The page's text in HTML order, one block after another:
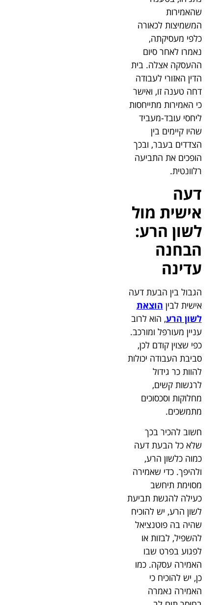
שהאמירות
המשמיצות לכאורה
כלפי מעסיקתה,
נאמרו לאחר סיום
ההעסקה אצלה. בית
הדין האזורי לעבודה
דחה טענה זו, ואישר
כי האמירות מתייחסות
ליחסי עובד-מעביד
שהיו קיימים בין
הצדדים בעבר, ובכך
הופכים את התביעה
רלוונטית.
דעה
אישית מול
לשון הרע:
הבחנה
עדינה
הגבול בין הבעת דעה
אישית לבין הוצאת
לשון הרע, הוא לרוב
עניין מעורפל ומורכב.
כפי שצוין קודם לכן,
סביבת העבודה יכולות
להוות כר גידול
לרגשות קשים,
מחלוקות וסכסוכים
מתמשכים.
חשוב להכיר בכך
שלא כל הבעת דעה
כמוה כלשון הרע,
ולהיפך. כדי שאמירה
מסוימת תיחשב
כעילה להגשת תביעת
לשון הרע, יש להוכיח
שהיה בה פוטנציאל
להשפיל, לבזות או
לפגוע בפרט שבו
האמירה עסקה. כמו
כן, יש להוכיח כי
האמירה נאמרה